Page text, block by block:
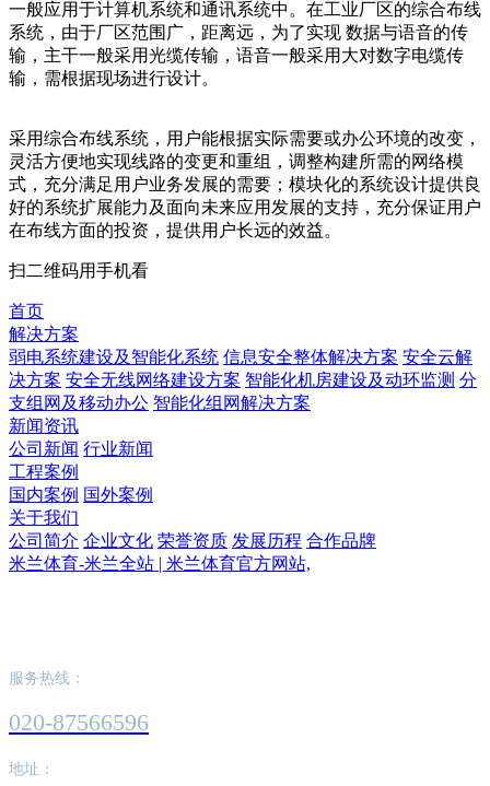
一般应用于计算机系统和通讯系统中。在工业厂区的综合布线
系统，由于厂区范围广，距离远，为了实现 数据与语音的传
输，主干一般采用光缆传输，语音一般采用大对数字电缆传
输，需根据现场进行设计。
采用综合布线系统，用户能根据实际需要或办公环境的改变，
灵活方便地实现线路的变更和重组，调整构建所需的网络模
式，充分满足用户业务发展的需要；模块化的系统设计提供良
好的系统扩展能力及面向未来应用发展的支持，充分保证用户
在布线方面的投资，提供用户长远的效益。
扫二维码用手机看
首页
解决方案
弱电系统建设及智能化系统 信息安全整体解决方案 安全云解
决方案 安全无线网络建设方案 智能化机房建设及动环监测 分
支组网及移动办公 智能化组网解决方案
新闻资讯
公司新闻 行业新闻
工程案例
国内案例 国外案例
关于我们
公司简介 企业文化 荣誉资质 发展历程 合作品牌
米兰体育-米兰全站 | 米兰体育官方网站,
服务热线：
020-87566596
地址：